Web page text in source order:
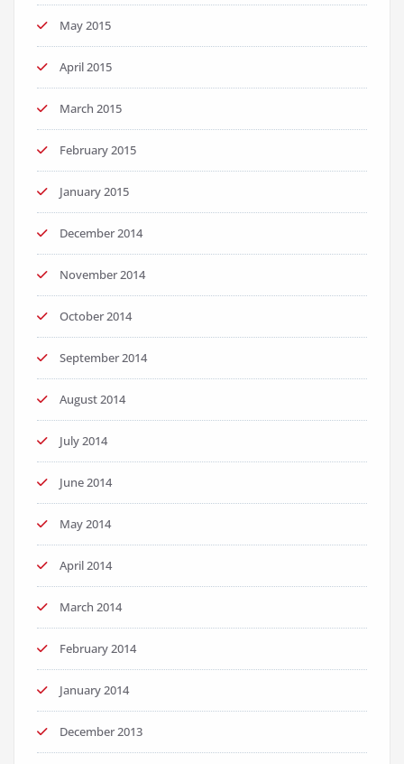
May 2015
April 2015
March 2015
February 2015
January 2015
December 2014
November 2014
October 2014
September 2014
August 2014
July 2014
June 2014
May 2014
April 2014
March 2014
February 2014
January 2014
December 2013